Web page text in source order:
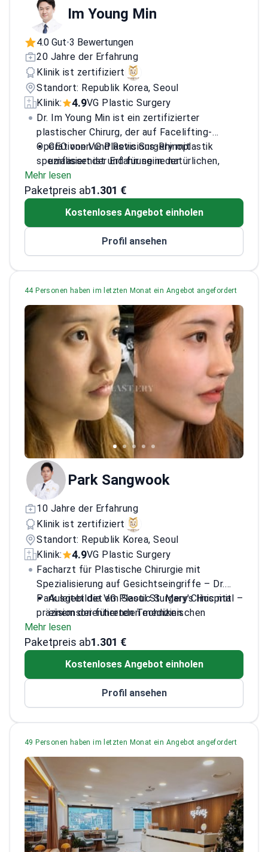
Im Young Min
4.0 Gut•3 Bewertungen
20 Jahre der Erfahrung
Klinik ist zertifiziert
Standort: Republik Korea, Seoul
Klinik:
4.9VG Plastic Surgery
Dr. Im Young Min ist ein zertifizierter
plastischer Chirurg, der auf Facelifting-
Operationen und Revisions-Rhinoplastik
spezialisiert ist und für seine natürlichen,
ästhetisch ausgewogenen Ergebnisse
bekannt ist.
CEO von VG Plastic Surgery mit
umfassender Erfahrung in der
Gesichtskonturierung
Ausgezeichnet mit den '2022 Korea's 100
Promotion in Plastischer Chirurgie an der
Aktives Mitglied mehrerer angesehener
Mehr lesen
Paketpreis ab1.301 €
Kostenloses Angebot einholen
Profil ansehen
44 Personen haben im letzten Monat ein Angebot angefordert
Park Sangwook
10 Jahre der Erfahrung
Klinik ist zertifiziert
Standort: Republik Korea, Seoul
Klinik:
4.9VG Plastic Surgery
Facharzt für Plastische Chirurgie mit
Spezialisierung auf Gesichtseingriffe – Dr.
Park leitet die VG Plastic Surgery Clinic mit
präzisionsorientierten Techniken.
Ausgebildet am Seoul St. Mary's Hospital –
einem der führenden medizinischen
Zentren Koreas
Spezialisiert auf minimalinvasive Techniken
Mitglied in mehreren angesehenen
Plastische Chirurgie
Mehr lesen
Paketpreis ab1.301 €
Kostenloses Angebot einholen
Profil ansehen
49 Personen haben im letzten Monat ein Angebot angefordert